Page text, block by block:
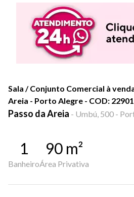
Sala / Conjunto Comercial à
Areia - Porto Alegre - COD:
Passo da Areia - Umbú, 500 -
1
Banheiro
90 m²
Área Privativa